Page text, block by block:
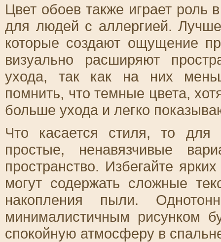
Цвет обоев также играет
для людей с аллергией.
которые создают ощущение
визуально расширяют
ухода, так как на них
помнить, что темные цвета,
больше ухода и легко
Что касается стиля, то для
простые, ненавязчивые
пространство. Избегайте
могут содержать сложные
накопления пыли.
минималистичным рисунком
спокойную атмосферу в